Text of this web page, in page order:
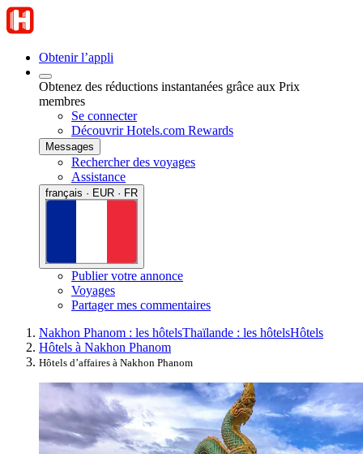
Obtenir l’appli
Obtenez des réductions instantanées grâce aux Prix
membres
Se connecter
Découvrir Hotels.com Rewards
Messages
Rechercher des voyages
Assistance
français · EUR · FR
Publier votre annonce
Voyages
Partager mes commentaires
Nakhon Phanom : les hôtelsThaïlande : les hôtelsHôtels
Hôtels à Nakhon Phanom
Hôtels d’affaires à Nakhon Phanom